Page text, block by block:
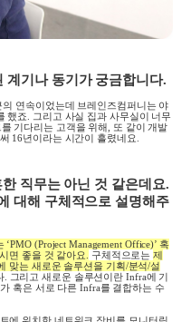
계기나 동기가 궁금합니다.
연속이었는데 브레인즈컴퍼니는 야
했죠
그리고 사실 집과 사무실이 너무
기다리는 고객을 위해
또 같이 개발
16년이라는 시간이 흘렸네요
직무는 아닌 것 같은데요.
대해 구체적으로 설명해주
‘PMO (Project Management Office)’ 혹
면 좋을 것 같아요 구체적으로는제
맞는 새로운 솔루션을 기획/분석/설
. 그리고 새로운 솔루션이란Infra에 기
혹은 서로 다른Infra를 결합하는 수